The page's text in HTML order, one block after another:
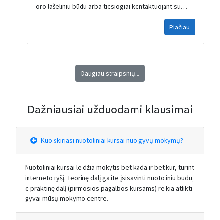
būkite visi sveiki ❤️...
oro lašeliniu būdu arba tiesiogiai kontaktuojant su
yra suskirstyti į tris tipus: A, B ir C. Didžiausią pavojų
visuomenės sveikatai kelia A ir B tipai, nes jie yra
tik žmones, bet ir gyvūnus, tokius kaip kiaulės, arkliai,
jūros žinduoliai bei paukščiai – tiek laukiniai, tiek
virusas yra atsakingas ne...
Plačiau
Daugiau straipsnių...
Dažniausiai užduodami klausimai
Kuo skiriasi nuotoliniai kursai nuo gyvų mokymų?
Nuotoliniai kursai leidžia mokytis bet kada ir bet kur, turint
interneto ryšį. Teorinę dalį galite įsisavinti nuotoliniu būdu,
o praktinę dalį (pirmosios pagalbos kursams) reikia atlikti
gyvai mūsų mokymo centre.